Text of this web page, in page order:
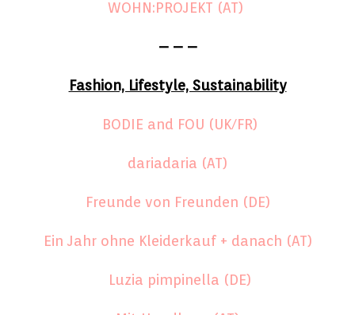
WOHN:PROJEKT (AT)
– – –
Fashion, Lifestyle, Sustainability
BODIE and FOU (UK/FR)
dariadaria (AT)
Freunde von Freunden (DE)
Ein Jahr ohne Kleiderkauf + danach (AT)
Luzia pimpinella (DE)